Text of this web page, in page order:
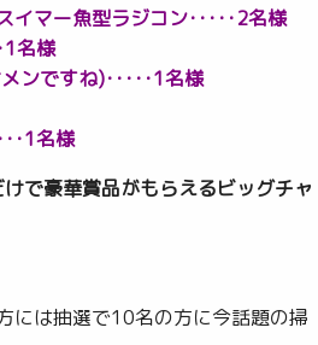
マー魚型ラジコン･････2名様
1名様
ンですね)･････1名様
･1名様
で豪華賞品がもらえるビッグチャ
には抽選で10名の方に今話題の掃